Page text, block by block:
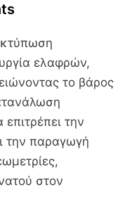
ελαφρών,
το βάρος
την
την παραγωγή
στον